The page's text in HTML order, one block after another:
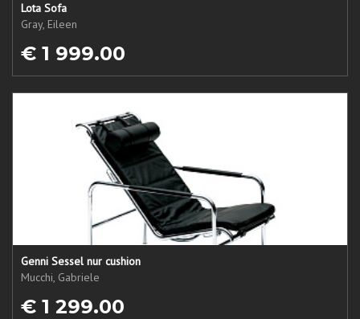
Lota Sofa
Gray, Eileen
€ 1 999.00
Genni Sessel nur cushion
Mucchi, Gabriele
€ 1 299.00